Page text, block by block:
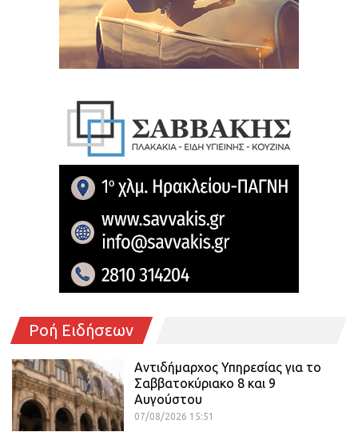
Ροή Ειδήσεων
Αντιδήμαρχος Υπηρεσίας για το
Σαββατοκύριακο 8 και 9
Αυγούστου
07/08/2026 15:51